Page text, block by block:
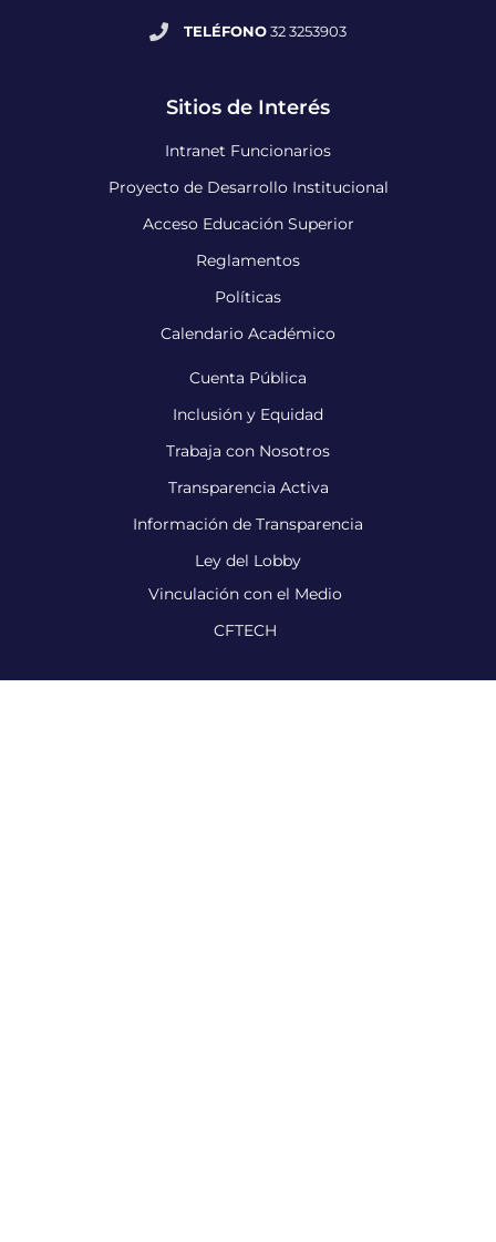
TELÉFONO32 3253903
Sitios de Interés
Intranet Funcionarios
Proyecto de Desarrollo Institucional
Acceso Educación Superior
Reglamentos
Políticas
Calendario Académico
Cuenta Pública
Inclusión y Equidad
Trabaja con Nosotros
Transparencia Activa
Información de Transparencia
Ley del Lobby
Vinculación con el Medio
CFTECH